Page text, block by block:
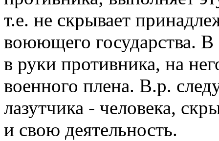
т.е. не скрывает
воюющего государства. В
в руки противника, на
военного плена. В.р.
лазутчика - человека,
и свою деятельность.